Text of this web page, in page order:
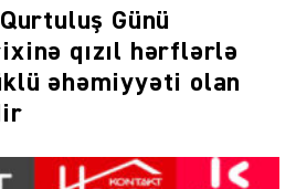
Günü
qızıl hərflərlə
əhəmiyyəti olan